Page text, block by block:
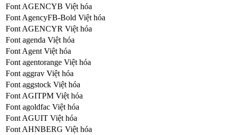
Font AGENCYB Việt hóa
Font AgencyFB-Bold Việt hóa
Font AGENCYR Việt hóa
Font agenda Việt hóa
Font Agent Việt hóa
Font agentorange Việt hóa
Font aggrav Việt hóa
Font aggstock Việt hóa
Font AGITPM Việt hóa
Font agoldfac Việt hóa
Font AGUIT Việt hóa
Font AHNBERG Việt hóa